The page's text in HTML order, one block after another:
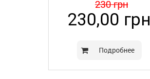
230 грн
230,00 грн
Подробнее